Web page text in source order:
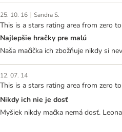
25. 10. 16 | Sandra S.
This is a stars rating area from zero
Najlepšie hračky pre malú
Naša mačička ich zbožňuje nikdy si
12. 07. 14
This is a stars rating area from zero
Nikdy ich nie je dosť
Myšiek nikdy mačka nemá dosť.